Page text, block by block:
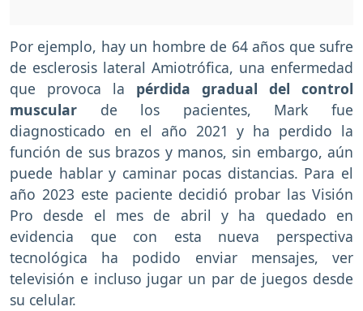
Por ejemplo, hay un hombre de 64 años que sufre
de esclerosis lateral Amiotrófica, una enfermedad
que provoca la pérdida gradual del control
muscular de los pacientes, Mark fue
diagnosticado en el año 2021 y ha perdido la
función de sus brazos y manos, sin embargo, aún
puede hablar y caminar pocas distancias. Para el
año 2023 este paciente decidió probar las Visión
Pro desde el mes de abril y ha quedado en
evidencia que con esta nueva perspectiva
tecnológica ha podido enviar mensajes, ver
televisión e incluso jugar un par de juegos desde
su celular.